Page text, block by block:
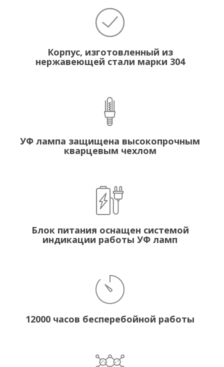
Корпус, изготовленный из
нержавеющей стали марки 304
УФ лампа защищена высокопрочным
кварцевым чехлом
Блок питания оснащен системой
индикации работы УФ ламп
12000 часов бесперебойной работы